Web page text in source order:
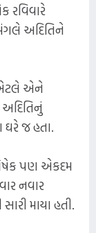
રવિવારે
અદિતિને
એને
ઘરે જ હતા.
પણ એકદમ
નવાર
માયા હતી.